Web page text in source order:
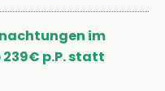
im
p.P. statt